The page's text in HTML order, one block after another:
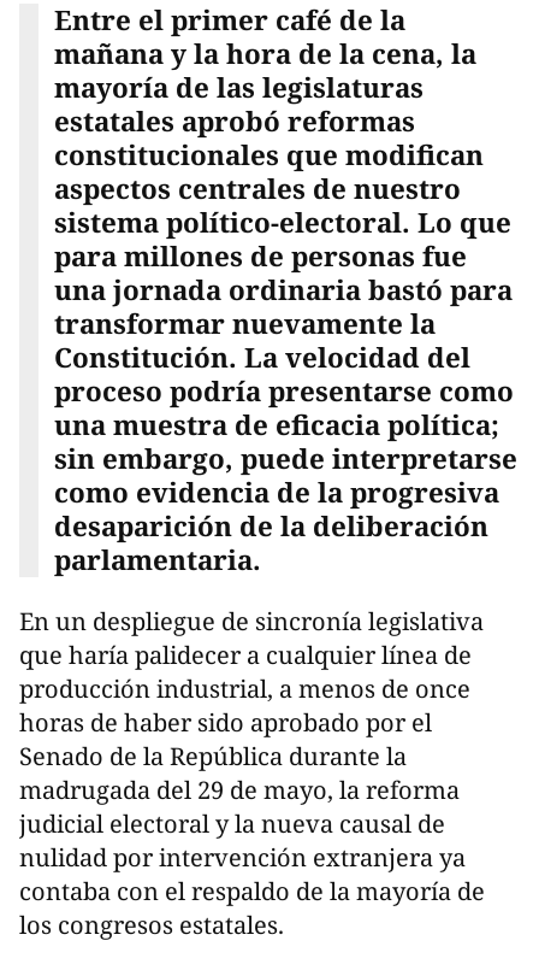
Entre el primer café de la
mañana y la hora de la cena, la
mayoría de las legislaturas
estatales aprobó reformas
constitucionales que modifican
aspectos centrales de nuestro
sistema político-electoral. Lo que
para millones de personas fue
una jornada ordinaria bastó para
transformar nuevamente la
Constitución. La velocidad del
proceso podría presentarse como
una muestra de eficacia política;
sin embargo, puede interpretarse
como evidencia de la progresiva
desaparición de la deliberación
parlamentaria.
En un despliegue de sincronía legislativa
que haría palidecer a cualquier línea de
producción industrial, a menos de once
horas de haber sido aprobado por el
Senado de la República durante la
madrugada del 29 de mayo, la reforma
judicial electoral y la nueva causal de
nulidad por intervención extranjera ya
contaba con el respaldo de la mayoría de
los congresos estatales.